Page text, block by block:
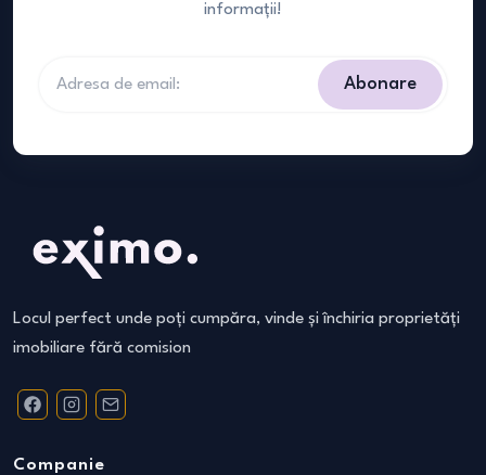
informații!
Abonare
Locul perfect unde poți cumpăra, vinde și închiria proprietăți
imobiliare fără comision
Companie